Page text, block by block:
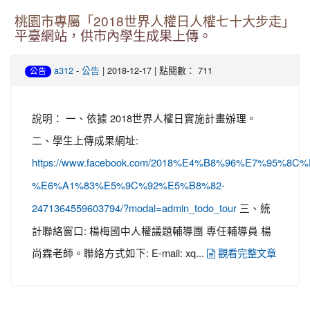
桃園市專屬「2018世界人權日人權七十大步走」
平臺網站，供市內學生成果上傳。
公告 a312 - 公告 | 2018-12-17 | 點閱數： 711
說明： 一、依據 2018世界人權日實施計畫辦理。
二、學生上傳成果網址:
https://www.facebook.com/
%E6%A1%83%E5%9C%92%E5%B8%82-
2471364559603794/?modal=admin_todo_tour 三、統
計聯絡窗口: 楊梅國中人權議題輔導團 專任輔導員 楊
尚霖老師。聯絡方式如下: E-mail: xq...
觀看完整文章